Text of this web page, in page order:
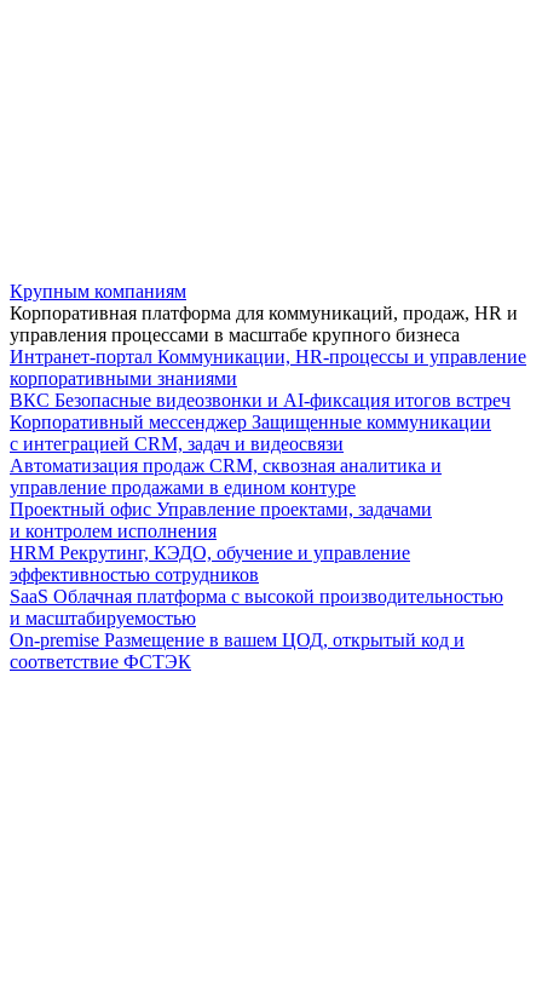
Крупным компаниям
Корпоративная платформа для коммуникаций, продаж, HR и
управления процессами в масштабе крупного бизнеса
Интранет-портал Коммуникации, HR-процессы и управление
корпоративными знаниями
ВКС Безопасные видеозвонки и AI-фиксация итогов встреч
Корпоративный мессенджер Защищенные коммуникации
с интеграцией CRM, задач и видеосвязи
Автоматизация продаж CRM, сквозная аналитика и
управление продажами в едином контуре
Проектный офис Управление проектами, задачами
и контролем исполнения
HRM Рекрутинг, КЭДО, обучение и управление
эффективностью сотрудников
SaaS Облачная платформа с высокой производительностью
и масштабируемостью
On-premise Размещение в вашем ЦОД, открытый код и
соответствие ФСТЭК